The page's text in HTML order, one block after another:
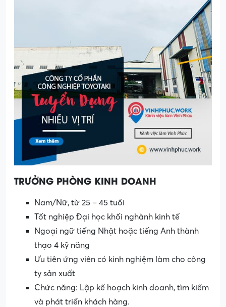
TRƯỞNG PHÒNG KINH DOANH
Nam/Nữ, từ 25 – 45 tuổi
Tốt nghiệp Đại học khối nghành kinh tế
Ngoại ngữ tiếng Nhật hoặc tiếng Anh thành
thạo 4 kỹ năng
Ưu tiên ứng viên có kinh nghiệm làm cho công
ty sản xuất
Chức năng: Lập kế hoạch kinh doanh, tìm kiếm
và phát triển khách hàng.